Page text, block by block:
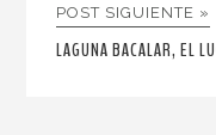
POST SIGUIENTE »
LAGUNA BACALAR, EL